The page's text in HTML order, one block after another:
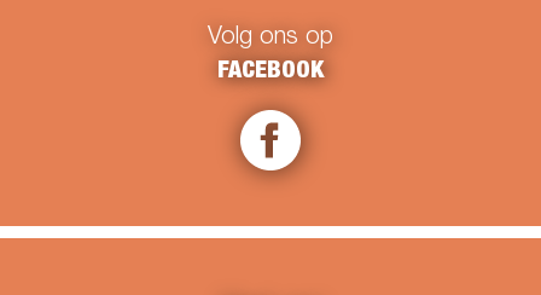
Volg ons op
FACEBOOK